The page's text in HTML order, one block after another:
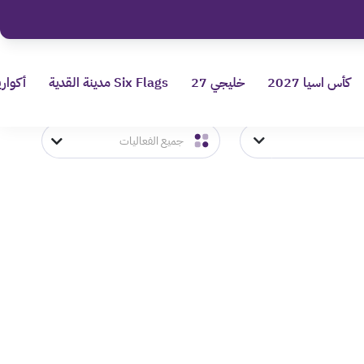
كأس اسيا 2027 خليجي 27 Six Flags مدينة القدية
جميع الفعاليات